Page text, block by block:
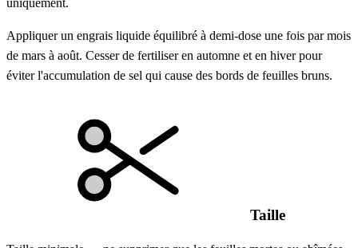
uniquement.
Appliquer un engrais liquide équilibré à demi-dose une fois par mois
de mars à août. Cesser de fertiliser en automne et en hiver pour
éviter l'accumulation de sel qui cause des bords de feuilles bruns.
Taille